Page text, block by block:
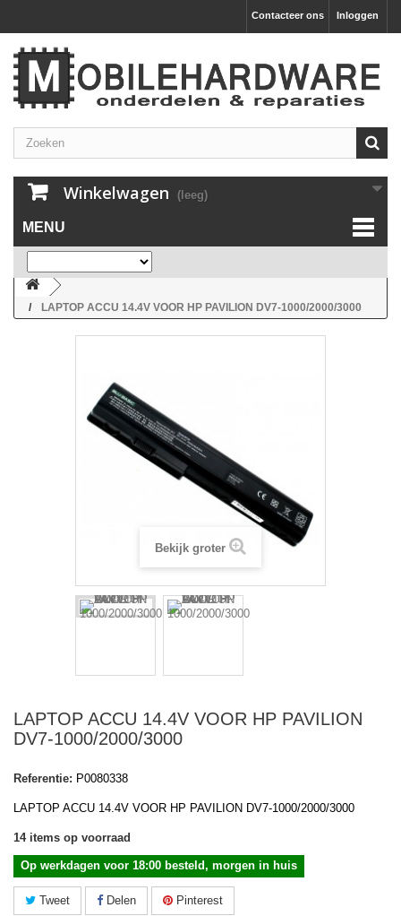
Inloggen
Contacteer ons
Winkelwagen (leeg)
MENU
LAPTOP ACCU 14.4V VOOR HP PAVILION DV7-1000/2000/3000
Bekijk groter
LAPTOP ACCU 14.4V VOOR HP PAVILION
DV7-1000/2000/3000
Referentie: P0080338
LAPTOP ACCU 14.4V VOOR HP PAVILION DV7-1000/2000/3000
14 items op voorraad
Op werkdagen voor 18:00 besteld, morgen in huis
Tweet Delen Pinterest